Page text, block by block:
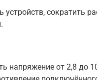
сократить
напряжение от 2,8 до